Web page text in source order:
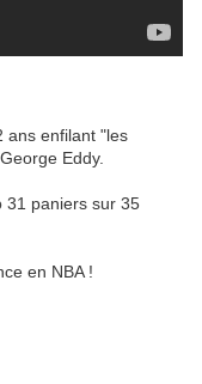
ans enfilant "les
Eddy.
31 paniers sur 35
en NBA !